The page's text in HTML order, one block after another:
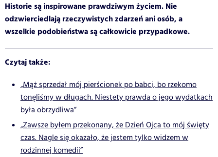
Historie są inspirowane prawdziwym życiem. Nie
odzwierciedlają rzeczywistych zdarzeń ani osób, a
wszelkie podobieństwa są całkowicie przypadkowe.
Czytaj także:
„Mąż sprzedał mój pierścionek po babci, bo rzekomo
tonęliśmy w długach. Niestety prawda o jego wydatkach
była obrzydliwa”
„Zawsze byłem przekonany, że Dzień Ojca to mój święty
czas. Nagle się okazało, że jestem tylko widzem w
rodzinnej komedii”